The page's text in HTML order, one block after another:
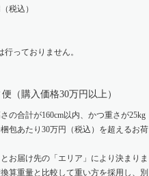
税込）
っておりません。
（購入価格30万円以上）
の合計が160cm以内、かつ重さが25kg
包あたり30万円（税込）を超えるお荷
お届け先の「エリア」により決まりま
算重量と比較して重い方を採用し、別